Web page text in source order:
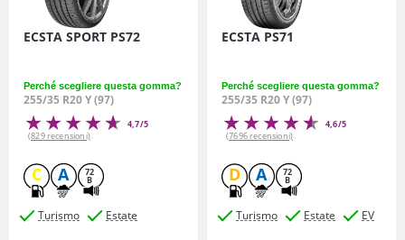
ECSTA SPORT PS72
Perché scegliere questa gomma?
255/35 R20 Y (97)
4,7/5
(829 recensioni)
C A 72
B
Turismo Estate
ECSTA PS71
Perché scegliere questa gomma?
255/35 R20 Y (97)
4,6/5
(7696 recensioni)
D A 72
B
Turismo Estate EV